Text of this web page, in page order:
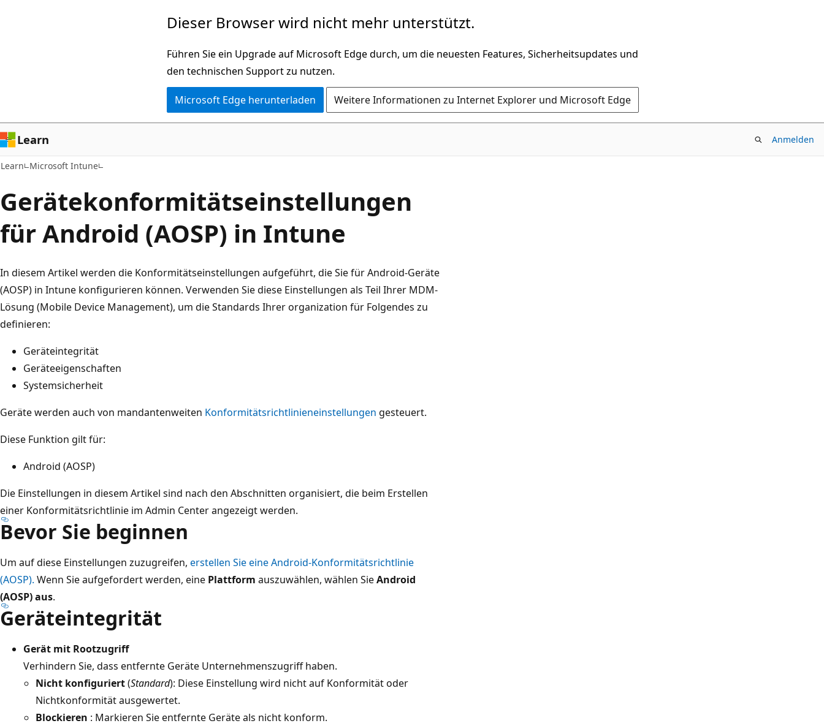
Dieser Browser wird nicht mehr unterstützt.
Führen Sie ein Upgrade auf Microsoft Edge durch, um die neuesten Features, Sicherheitsupdates und
den technischen Support zu nutzen.
Microsoft Edge herunterladen Weitere Informationen zu Internet Explorer und Microsoft Edge
Learn Anmelden
Learn Microsoft Intune
Gerätekonformitätseinstellungen
für Android (AOSP) in Intune
In diesem Artikel werden die Konformitätseinstellungen aufgeführt, die Sie für Android-Geräte
(AOSP) in Intune konfigurieren können. Verwenden Sie diese Einstellungen als Teil Ihrer MDM-
Lösung (Mobile Device Management), um die Standards Ihrer organization für Folgendes zu
definieren:
Geräteintegrität
Geräteeigenschaften
Systemsicherheit
Geräte werden auch von mandantenweiten Konformitätsrichtlinieneinstellungen gesteuert.
Diese Funktion gilt für:
Android (AOSP)
Die Einstellungen in diesem Artikel sind nach den Abschnitten organisiert, die beim Erstellen
einer Konformitätsrichtlinie im Admin Center angezeigt werden.
Bevor Sie beginnen
Um auf diese Einstellungen zuzugreifen, erstellen Sie eine Android-Konformitätsrichtlinie
(AOSP). Wenn Sie aufgefordert werden, eine Plattform auszuwählen, wählen SieAndroid
(AOSP) aus.
Geräteintegrität
Gerät mit Rootzugriff
Verhindern Sie, dass entfernte Geräte Unternehmenszugriff haben.
Nicht konfiguriert(Standard): Diese Einstellung wird nicht auf Konformität oder
Nichtkonformität ausgewertet.
Blockieren : Markieren Sie entfernte Geräte als nicht konform.